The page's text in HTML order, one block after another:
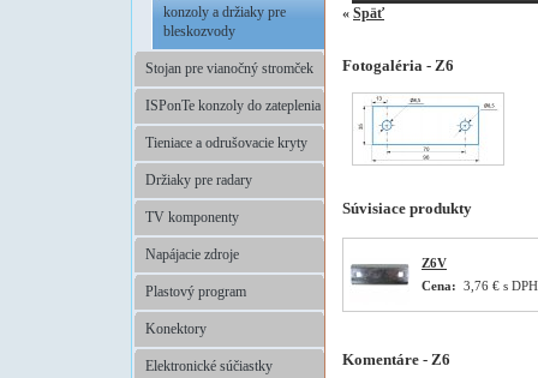
konzoly a držiaky pre
bleskozvody
Stojan pre vianočný stromček
ISPonTe konzoly do zateplenia
Tieniace a odrušovacie kryty
Držiaky pre radary
TV komponenty
Napájacie zdroje
Plastový program
Konektory
Elektronické súčiastky
« Späť
Fotogaléria - Z6
Súvisiace produkty
Z6V
Cena: 3,76 € s DPH
Komentáre - Z6